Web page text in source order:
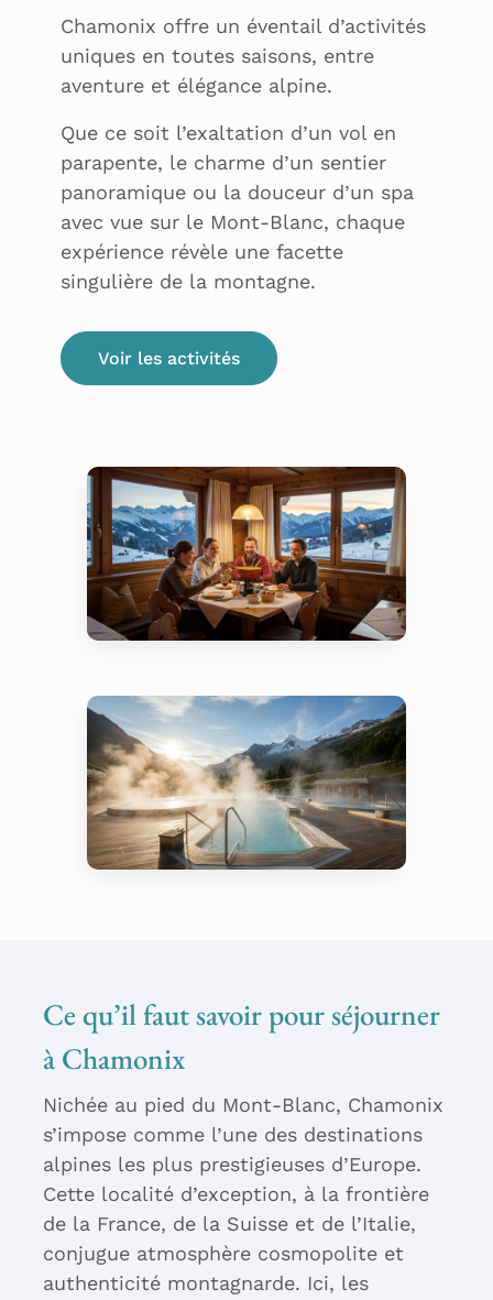
Chamonix offre un éventail d’activités
uniques en toutes saisons, entre
aventure et élégance alpine.
Que ce soit l’exaltation d’un vol en
parapente, le charme d’un sentier
panoramique ou la douceur d’un spa
avec vue sur le Mont-Blanc, chaque
expérience révèle une facette
singulière de la montagne.
Voir les activités
cœur des Alpes
Ce qu’il faut savoir pour séjourner
à Chamonix
Nichée au pied du Mont-Blanc, Chamonix
s’impose comme l’une des destinations
alpines les plus prestigieuses d’Europe.
Cette localité d’exception, à la frontière
de la France, de la Suisse et de l’Italie,
conjugue atmosphère cosmopolite et
authenticité montagnarde. Ici, les